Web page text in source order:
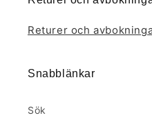
Returer och
Snabblänkar
Sök